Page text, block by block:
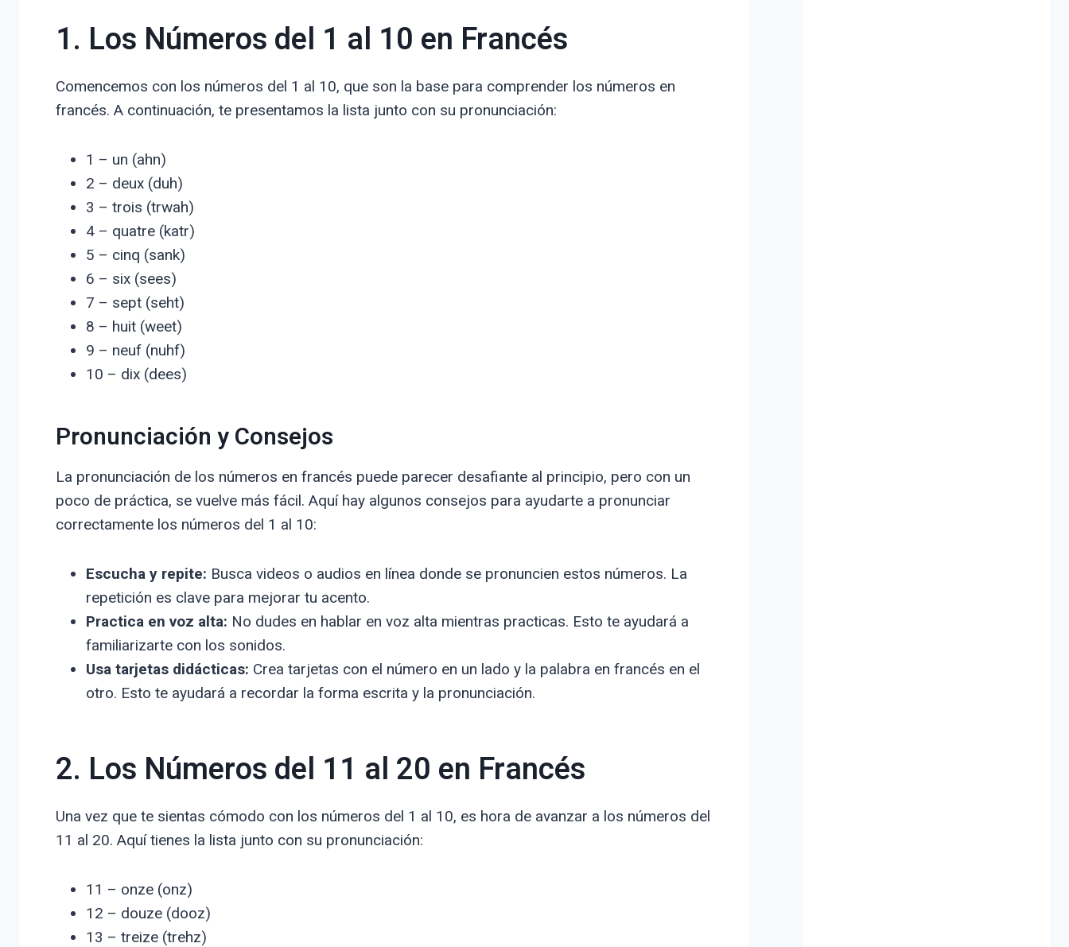
1. Los Números del 1 al 10 en Francés
Comencemos con los números del 1 al 10, que son la base para comprender los números en
francés. A continuación, te presentamos la lista junto con su pronunciación:
1 – un (ahn)
2 – deux (duh)
3 – trois (trwah)
4 – quatre (katr)
5 – cinq (sank)
6 – six (sees)
7 – sept (seht)
8 – huit (weet)
9 – neuf (nuhf)
10 – dix (dees)
Pronunciación y Consejos
La pronunciación de los números en francés puede parecer desafiante al principio, pero con un
poco de práctica, se vuelve más fácil. Aquí hay algunos consejos para ayudarte a pronunciar
correctamente los números del 1 al 10:
Escucha y repite: Busca videos o audios en línea donde se pronuncien estos números. La
repetición es clave para mejorar tu acento.
Practica en voz alta: No dudes en hablar en voz alta mientras practicas. Esto te ayudará a
familiarizarte con los sonidos.
Usa tarjetas didácticas: Crea tarjetas con el número en un lado y la palabra en francés en el
otro. Esto te ayudará a recordar la forma escrita y la pronunciación.
2. Los Números del 11 al 20 en Francés
Una vez que te sientas cómodo con los números del 1 al 10, es hora de avanzar a los números del
11 al 20. Aquí tienes la lista junto con su pronunciación:
11 – onze (onz)
12 – douze (dooz)
13 – treize (trehz)